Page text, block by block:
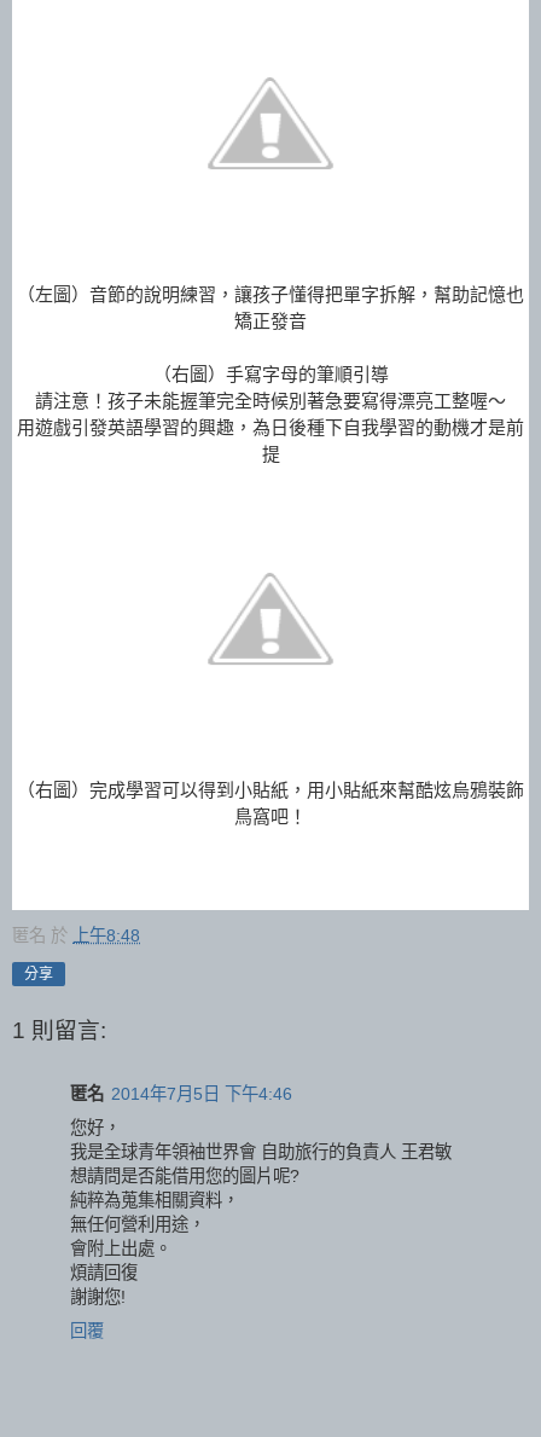
（左圖）音節的說明練習，讓孩子懂得把單字拆解，幫助記憶也
矯正發音
（右圖）手寫字母的筆順引導
請注意！ 孩子未能握筆完全時候別著急要寫得漂亮工整喔～
用遊戲引發英語學習的興趣，為日後種下自我學習的動機才是前
提
（右圖） 完成學習可以得到小貼紙，用小貼紙來幫酷炫烏鴉裝飾
鳥窩吧！
匿名 於 上午8:48
分享
1 則留言:
匿名 2014年7月5日 下午4:46
您好，
我是全球青年領袖世界會 自助旅行的負責人 王君敏
想請問是否能借用您的圖片呢?
純粹為蒐集相關資料，
無任何營利用途，
會附上出處。
煩請回復
謝謝您!
回覆